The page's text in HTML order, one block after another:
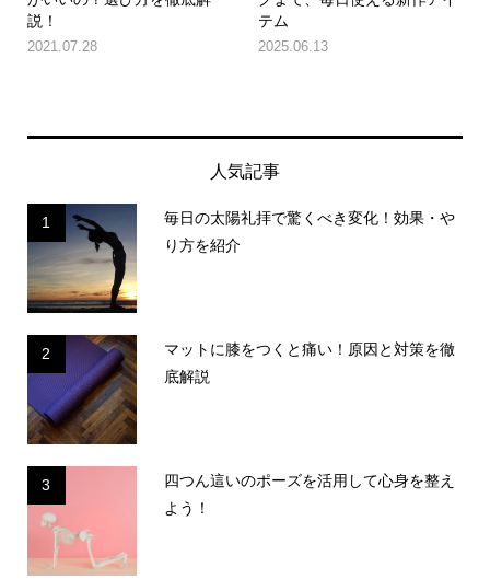
説！
2021.07.28
テム
2025.06.13
人気記事
1
毎日の太陽礼拝で驚くべき変化！効果・や
り方を紹介
2
マットに膝をつくと痛い！原因と対策を徹
底解説
3
四つん這いのポーズを活用して心身を整え
よう！